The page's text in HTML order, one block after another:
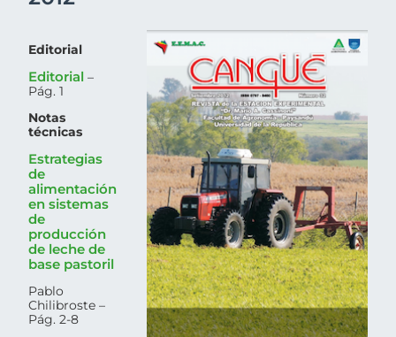
Editorial
Editorial –
Pág. 1
Notas
técnicas
Estrategias
de
alimentación
en sistemas
de
producción
de leche de
base pastoril
Pablo
Chilibroste –
Pág. 2-8